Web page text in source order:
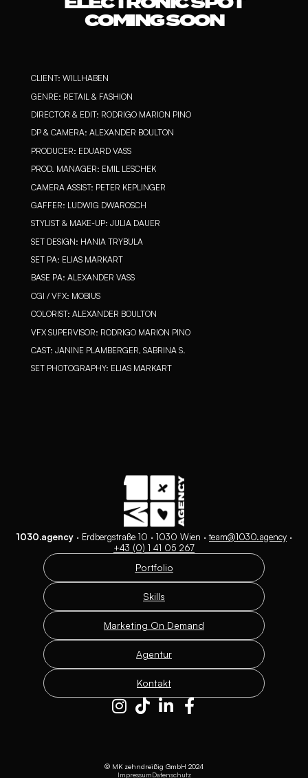
COMING SOON
CLIENT: WILLHABEN
GENRE: RETAIL & FASHION
DIRECTOR & EDIT: RODRIGO MARION PINO
DP & CAMERA: ALEXANDER BOULTON
PRODUCER: EDUARD VASS
PROD. MANAGER: EMIL LESCHEK
CAMERA ASSIST: PETER KEPLINGER
GAFFER: LUDWIG DWAROSCH
STYLIST & MAKE-UP: JULIA DAUER
SET DESIGN: HANIA TRYBULA
SET PA: ELIAS MARKART
BASE PA: ALEXANDER VASS
CGI / VFX: MOBIUS
COLORIST: ALEXANDER BOULTON
VFX SUPERVISOR: RODRIGO MARION PINO
CAST: JANINE PLAMBERGER, SABRINA S.
SET PHOTOGRAPHY: ELIAS MARKART
1030.agency · Erdbergstraße 10 · 1030 Wien ·team@1030.agency ·
+43 (0) 1 41 05 267
Portfolio
Skills
Marketing On Demand
Agentur
Kontakt
© MK zehndreißig GmbH 2024
ImpressumDatenschutz